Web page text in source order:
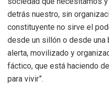
detrás nuestro, sin
constituyente no sirve el
desde un sillón o desde una
alerta, movilizado y
fáctico, que está haciendo
para vivir”.